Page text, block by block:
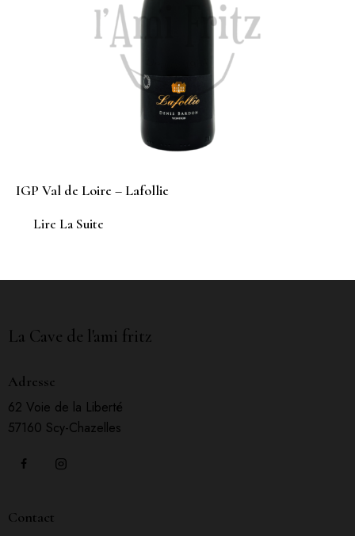
IGP Val de Loire – Lafollie
Lire La Suite
La Cave de l'ami fritz
Adresse
62 Voie de la Liberté
57160 Scy-Chazelles
Contact